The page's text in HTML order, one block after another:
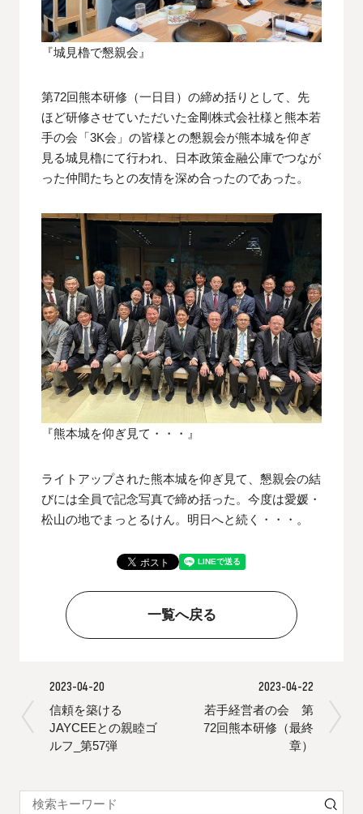
『城見櫓で懇親会』
第72回熊本研修（一日目）の締め括りとして、先
ほど研修させていただいた金剛株式会社様と熊本若
手の会「3K会」の皆様との懇親会が熊本城を仰ぎ
見る城見櫓にて行われ、日本政策金融公庫でつなが
った仲間たちとの友情を深め合ったのであった。
『熊本城を仰ぎ見て・・・』
ライトアップされた熊本城を仰ぎ見て、懇親会の結
びには全員で記念写真で締め括った。今度は愛媛・
松山の地でまっとるけん。明日へと続く・・・。
一覧へ戻る
2023-04-20
信頼を築ける
JAYCEEとの親睦ゴ
ルフ_第57弾
2023-04-22
若手経営者の会 第
72回熊本研修（最終
章）